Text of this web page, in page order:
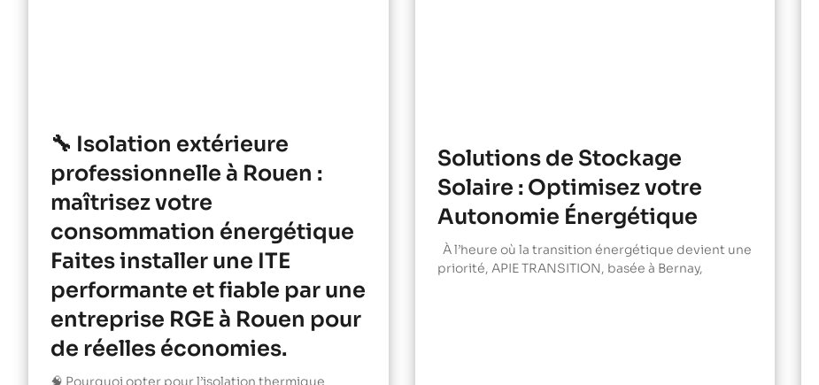
🔧 Isolation extérieure
professionnelle à Rouen :
maîtrisez votre
consommation énergétique
Faites installer une ITE
performante et fiable par une
entreprise RGE à Rouen pour
de réelles économies.
🧠 Pourquoi opter pour l’isolation thermique
Solutions de Stockage
Solaire : Optimisez votre
Autonomie Énergétique
À l’heure où la transition énergétique devient une
priorité, APIE TRANSITION, basée à Bernay,